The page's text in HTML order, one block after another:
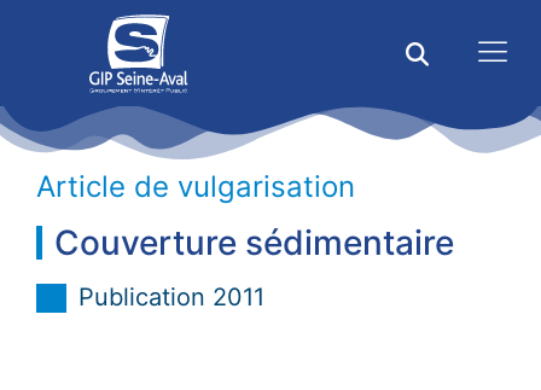
Article de vulgarisation
Couverture sédimentaire
Publication 2011